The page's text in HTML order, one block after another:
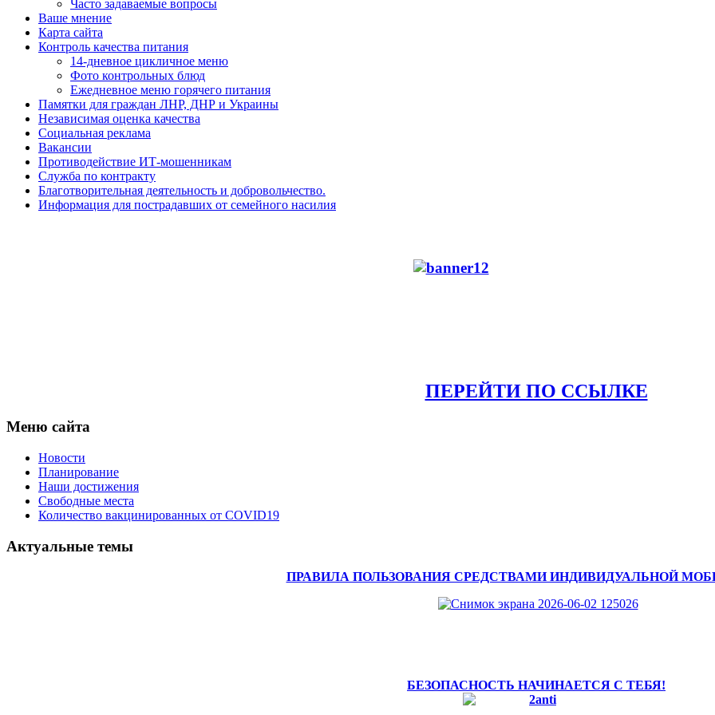
Часто задаваемые вопросы
Ваше мнение
Карта сайта
Контроль качества питания
14-дневное цикличное меню
Фото контрольных блюд
Ежедневное меню горячего питания
Памятки для граждан ЛНР, ДНР и Украины
Независимая оценка качества
Социальная реклама
Вакансии
Противодействие ИТ-мошенникам
Служба по контракту
Благотворительная деятельность и добровольчество.
Информация для пострадавших от семейного насилия
ПЕРЕЙТИ ПО ССЫЛКЕ
Меню сайта
Новости
Планирование
Наши достижения
Свободные места
Количество вакцинированных от COVID19
Актуальные темы
ПРАВИЛА ПОЛЬЗОВАНИЯ СРЕДСТВАМИ ИНДИВИДУАЛЬНОЙ
БЕЗОПАСНОСТЬ НАЧИНАЕТСЯ С ТЕБЯ!